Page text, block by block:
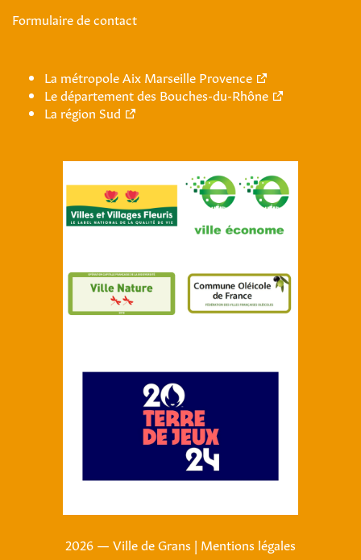
Formulaire de contact
La métropole Aix Marseille Provence
Le département des Bouches-du-Rhône
La région Sud
2026 — Ville de Grans | Mentions légales